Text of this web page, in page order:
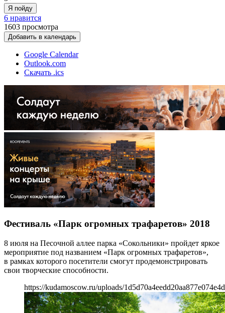
Я пойду
6 нравится
1603 просмотра
Добавить в календарь
Google Calendar
Outlook.com
Скачать .ics
Фестиваль «Парк огромных трафаретов» 2018
8 июля на Песочной аллее парка «Сокольники» пройдет яркое
мероприятие под названием «Парк огромных трафаретов»,
в рамках которого посетители смогут продемонстрировать
свои творческие способности.
https://kudamoscow.ru/uploads/